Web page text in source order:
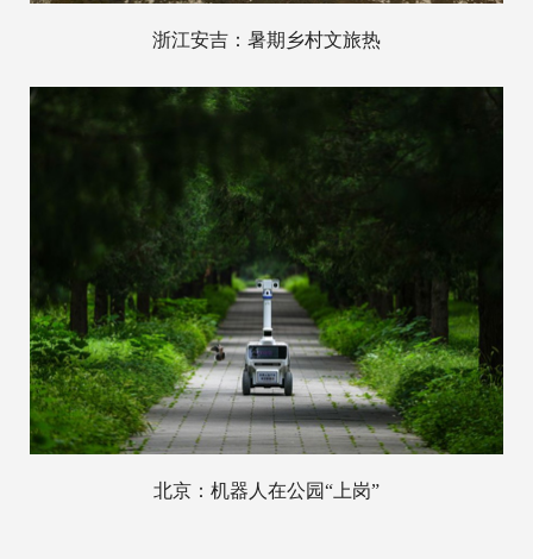
浙江安吉：暑期乡村文旅热
北京：机器人在公园“上岗”